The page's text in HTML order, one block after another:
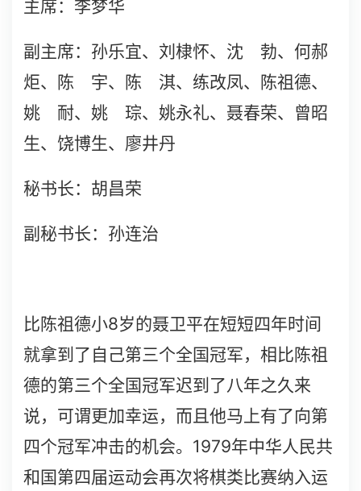
主席：李梦华
副主席：孙乐宜、刘棣怀、沈 勃、何郝
炬、陈 宇、陈 淇、练改凤、陈祖德、
姚 耐、姚 琮、姚永礼、聂春荣、曾昭
生、饶博生、廖井丹
秘书长：胡昌荣
副秘书长：孙连治
比陈祖德小8岁的聂卫平在短短四年时间
就拿到了自己第三个全国冠军，相比陈祖
德的第三个全国冠军迟到了八年之久来
说，可谓更加幸运，而且他马上有了向第
四个冠军冲击的机会。 1979年中华人民共
和国第四届运动会再次将棋类比赛纳入运